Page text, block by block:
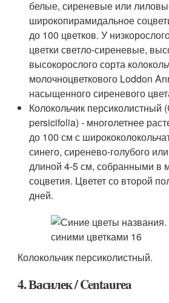
белые, сиреневые или
широкопирамидальное
до 100 цветков. У
цветки светло-сиреневые,
высокорослого сорта
молочноцветкового Loddon
насыщенного сиреневого
Колокольчик персиколистный
persicifolia) - многолетнее
до 100 см с
синего, сиренево-голубого
длиной 4-5 см, собранными в
соцветия. Цветет со второй
дней.
Колокольчик персиколистный.
4. Василек / Centaurеa